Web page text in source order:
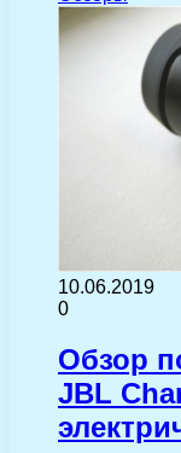
10.06.2019
0
Обзор
JBL